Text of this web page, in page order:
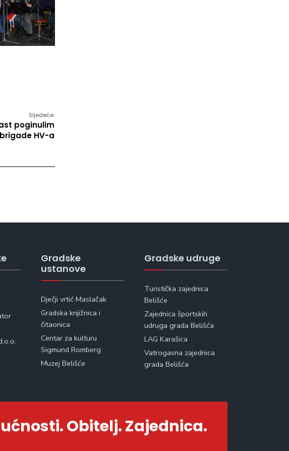
Sljedeće:
poginulim
HV-a
Gradske
ustanove
Dječji vrtić Maslačak
Gradska knjižnica i
čitaonica
Centar za kulturu
Sigmund Romberg
Muzej Belišće
Gradske udruge
Turistička zajednica
Belišće
Zajednica športskih
udruga grada Belišća
LAG Karašica
Vatrogasna zajednica
grada Belišća
Obitelj. Zajednica.